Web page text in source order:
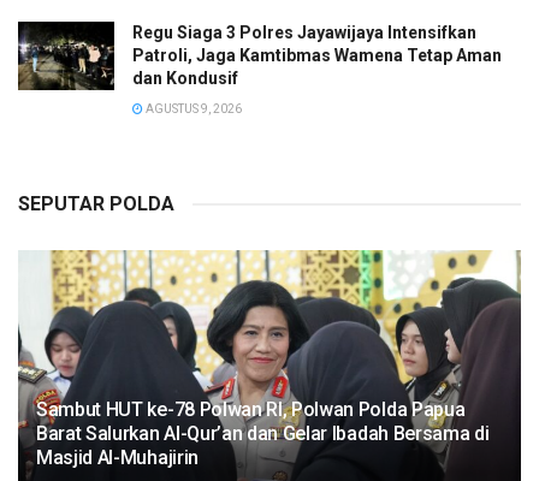
Regu Siaga 3 Polres Jayawijaya Intensifkan
Patroli, Jaga Kamtibmas Wamena Tetap Aman
dan Kondusif
AGUSTUS 9, 2026
SEPUTAR POLDA
Sambut HUT ke-78 Polwan RI, Polwan Polda Papua
Barat Salurkan Al-Qur’an dan Gelar Ibadah Bersama di
Masjid Al-Muhajirin